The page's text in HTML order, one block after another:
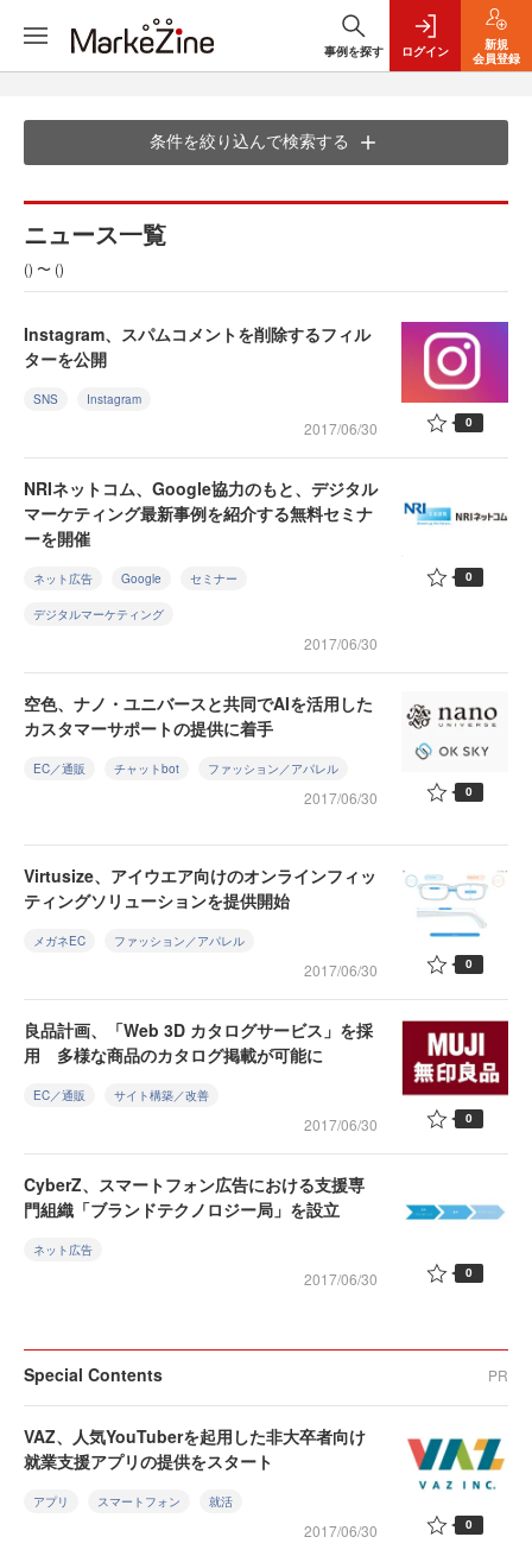
事例を探す ログイン
新規
会員登録
条件を絞り込んで検索する
ニュース一覧
() 〜 ()
Instagram、スパムコメントを削除するフィル
ターを公開
SNS Instagram
2017/06/30 0
NRIネットコム、Google協力のもと、デジタル
マーケティング最新事例を紹介する無料セミナ
ーを開催
ネット広告 Google セミナー
デジタルマーケティング
2017/06/30
0
空色、ナノ・ユニバースと共同でAIを活用した
カスタマーサポートの提供に着手
EC／通販 チャットbot ファッション／アパレル
2017/06/30 0
Virtusize、アイウエア向けのオンラインフィッ
ティングソリューションを提供開始
メガネEC ファッション／アパレル
2017/06/30 0
良品計画、「Web 3D カタログサービス」を採
用 多様な商品のカタログ掲載が可能に
EC／通販 サイト構築／改善
2017/06/30 0
CyberZ、スマートフォン広告における支援専
門組織「ブランドテクノロジー局」を設立
ネット広告
2017/06/30 0
Special Contents PR
VAZ、人気YouTuberを起用した非大卒者向け
就業支援アプリの提供をスタート
アプリ スマートフォン 就活
2017/06/30 0